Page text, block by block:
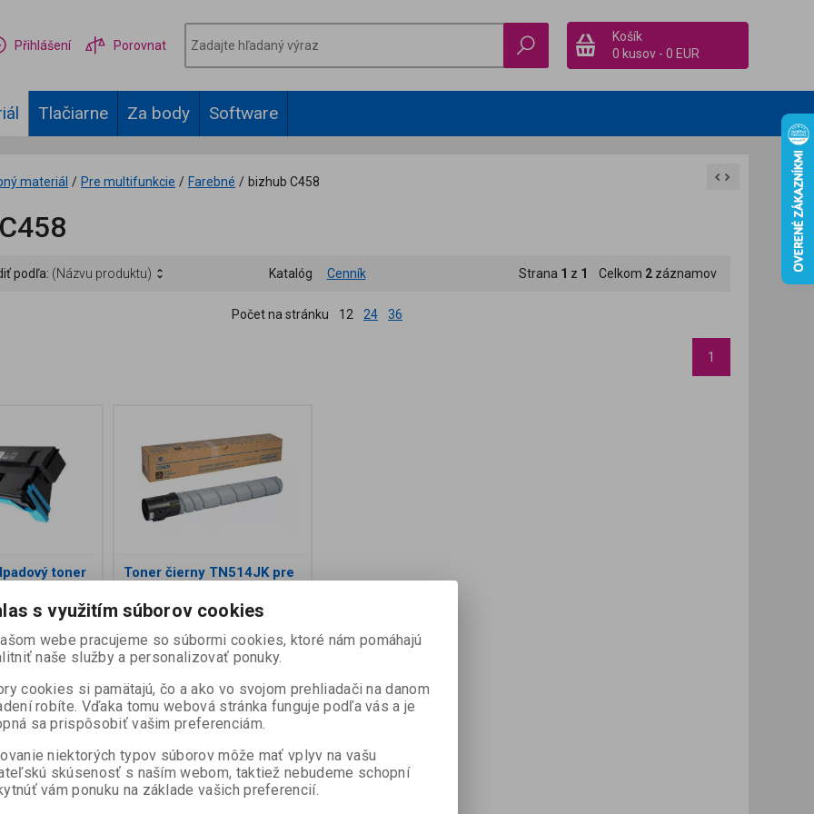
Přihlášení Porovnat
Košík
0 kusov - 0 EUR
Tlačiarne Za body Software
materiál / Pre multifunkcie / Farebné / bizhub C458
podľa: (Názvu produktu) Katalóg Cenník Strana 1 z 1 Celkom 2 záznamov
Počet na stránku 12 24 36
1
toner
224e /
454e / 554e /
/ C284e /
/ C368 /
/ C554e /
A4NNWY4
2
na
bizhub
C554/(e)/C258/C308/C368/C458/C558/C658/224/...
Toner čierny TN514JK pre
C458 / C558 / C658
(28000 strán)
Katalógové číslo:A9E815C
Termín dodania (dni):
Skladom: 10
Originálny čierny toner Konica
Minolta TN514JK pre bizhub
C458/C558/C658. Balenie obsahuje
1 zásobník na cca 28 ...
s využitím súborov cookies
webe pracujeme so súbormi cookies, ktoré nám pomáhajú
naše služby a personalizovať ponuky.
cookies si pamätajú, čo a ako vo svojom prehliadači na danom
robíte. Vďaka tomu webová stránka funguje podľa vás a je
sa prispôsobiť vašim preferenciám.
niektorých typov súborov môže mať vplyv na vašu
skúsenosť s naším webom, taktiež nebudeme schopní
vám ponuku na základe vašich preferencií.